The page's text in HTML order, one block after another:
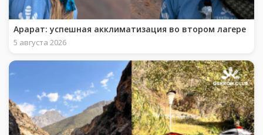
Арарат: успешная акклиматизация во втором лагере
5 августа 2026